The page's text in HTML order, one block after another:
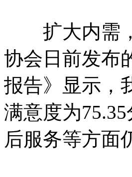
扩大内需，
协会日前发布
报告》显示，
满意度为
后服务等方面